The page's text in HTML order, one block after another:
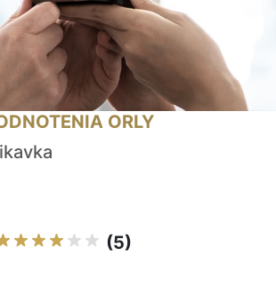
ORLY
(5)